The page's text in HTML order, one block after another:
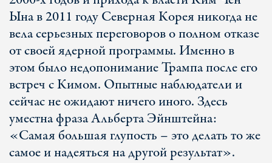
Ына в 2011 году Северная Корея никогда не
вела серьезных переговоров о полном отказе
от своей ядерной программы. Именно в
этом было недопонимание Трампа после его
встреч с Кимом. Опытные наблюдатели и
сейчас не ожидают ничего иного. Здесь
уместна фраза Альберта Эйнштейна:
«Самая большая глупость – это делать то же
самое и надеяться на другой результат».